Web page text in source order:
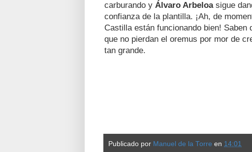
carburando y Álvaro Arbeloasigue
confianza de la plantilla. ¡Ah, de
Castilla están funcionando bien!
que no pierdan el oremus por mor de
tan grande.
Publicado por Manuel de la Torre en 14:01